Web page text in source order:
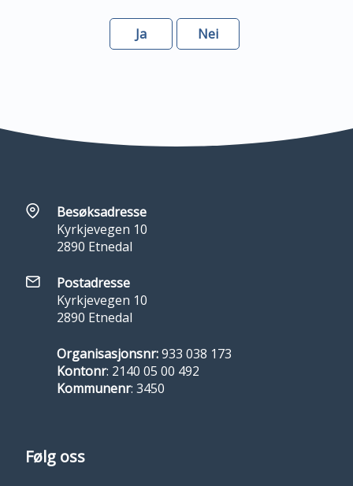
Ja Nei
Besøksadresse
Kyrkjevegen 10
2890 Etnedal
Postadresse
Kyrkjevegen 10
2890 Etnedal
Organisasjonsnr:933 038 173
Kontonr: 2140 05 00 492
Kommunenr: 3450
Følg oss